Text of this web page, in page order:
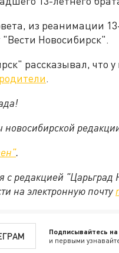
из реанимации
Новосибирск".
рассказывал, что
.
новосибирской
.
с редакцией
на электронную почту
Подписывайтесь
и первыми